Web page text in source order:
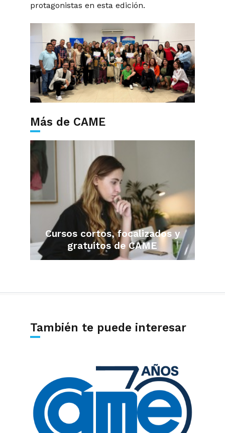
protagonistas en esta edición.
Más de CAME
Cursos cortos, focalizados y
gratuitos de CAME
También te puede interesar